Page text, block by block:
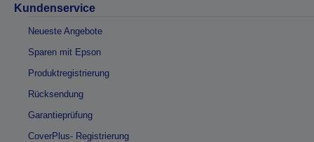
Kundenservice
Neueste Angebote
Sparen mit Epson
Produktregistrierung
Rücksendung
Garantieprüfung
CoverPlus- Registrierung